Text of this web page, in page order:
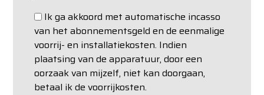
Ik ga akkoord met automatische incasso
van het abonnementsgeld en de eenmalige
voorrij- en installatiekosten. Indien
plaatsing van de apparatuur, door een
oorzaak van mijzelf, niet kan doorgaan,
betaal ik de voorrijkosten.